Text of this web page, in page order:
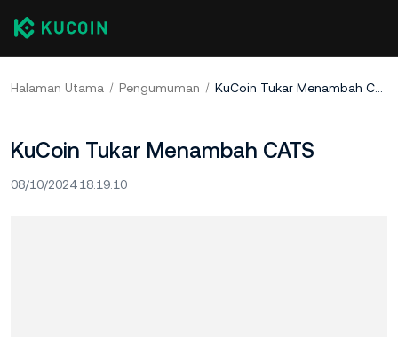
Halaman Utama Pengumuman KuCoin Tukar Menambah CATS
KuCoin Tukar Menambah CATS
08/10/2024 18:19:10